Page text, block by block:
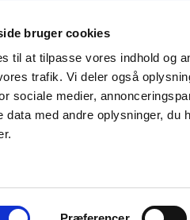
bruger cookies
til at tilpasse vores indhold og
trafik. Vi deler også
sociale medier,
data med andre oplysninger,